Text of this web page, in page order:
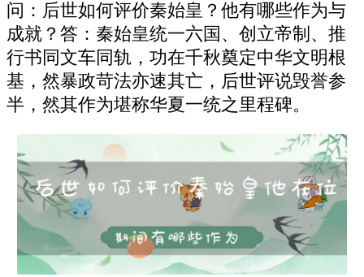
问：后世如何评价秦始皇？他有哪些作为与
成就？答：秦始皇统一六国、创立帝制、推
行书同文车同轨，功在千秋奠定中华文明根
基，然暴政苛法亦速其亡，后世评说毁誉参
半，然其作为堪称华夏一统之里程碑。